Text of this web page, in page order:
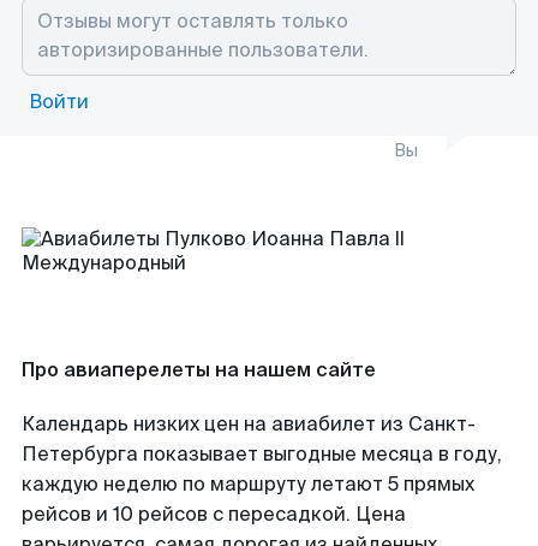
Войти
Вы
Про авиаперелеты на нашем сайте
Календарь низких цен на авиабилет из Санкт-
Петербурга показывает выгодные месяца в году,
каждую неделю по маршруту летают 5 прямых
рейсов и 10 рейсов с пересадкой. Цена